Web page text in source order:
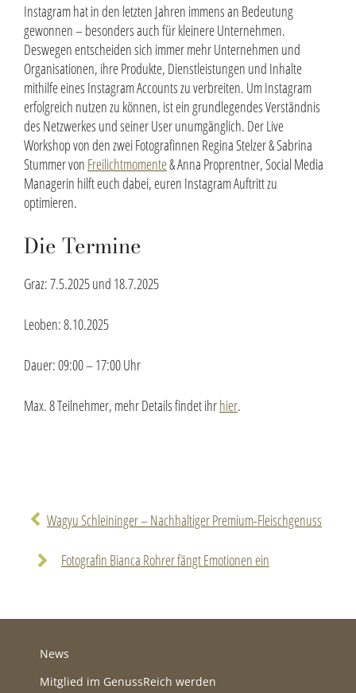
Instagram hat in den letzten Jahren immens an Bedeutung
gewonnen – besonders auch für kleinere Unternehmen.
Deswegen entscheiden sich immer mehr Unternehmen und
Organisationen, ihre Produkte, Dienstleistungen und Inhalte
mithilfe eines Instagram Accounts zu verbreiten. Um Instagram
erfolgreich nutzen zu können, ist ein grundlegendes Verständnis
des Netzwerkes und seiner User unumgänglich. Der Live
Workshop von den zwei Fotografinnen Regina Stelzer & Sabrina
Stummer von Freilichtmomente& Anna Proprentner, Social Media
Managerin hilft euch dabei, euren Instagram Auftritt zu
optimieren.
Die Termine
Graz: 7.5.2025 und 18.7.2025
Leoben: 8.10.2025
Dauer: 09:00 – 17:00 Uhr
Max. 8 Teilnehmer, mehr Details findet ihrhier.
Wagyu Schleininger – Nachhaltiger Premium-Fleischgenuss
Fotografin Bianca Rohrer fängt Emotionen ein
News
Mitglied im GenussReich werden